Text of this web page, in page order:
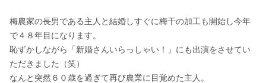
梅農家の長男である主人と結婚しすぐに梅干の加工も開始し今年
で４８年目になります。
恥ずかしながら「新婚さんいらっしゃい！」にも出演をさせてい
ただきました（笑）
なんと突然６０歳を過ぎて再び農業に目覚めた主人。